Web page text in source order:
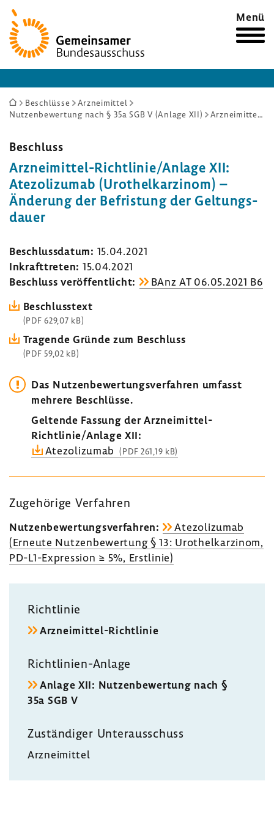
Zur
Startseite
Menü
Sie
sind
Beschlüsse
Arzneimittel
Nutzenbewertung nach § 35a SGB V (Anlage XII)
Arzneimittel-Richtlinie/Anlage XII: Atezolizumab (Urothelkarzinom) – Änderung der Befristung der Geltungsdauer
Beschluss
Arzneimittel-​Richtlinie/Anlage XII:
Atezo­li­zumab (Urot­hel­kar­zinom) –
Ände­rung der Befris­tung der Geltungs­
dauer
Beschluss­datum: 15.04.2021
Inkraft­treten: 15.04.2021
Beschluss veröf­fent­licht:
BAnz AT 06.05.2021 B6
Beschluss­text
(PDF 629,07 kB)
Tragende Gründe zum Beschluss
(PDF 59,02 kB)
Das Nutzen­be­wer­tungs­ver­fahren umfasst
mehrere Beschlüsse.
Geltende Fassung der Arzneimittel-​
Richtlinie/Anlage XII:
Atezo­li­zumab
(PDF 261,19 kB)
Zuge­hö­rige Verfahren
Nutzen­be­wer­tungs­ver­fahren:
Atezo­li­zumab
(Erneute Nutzen­be­wer­tung § 13: Urot­hel­kar­zinom,
PD-​L1-Expression ≥ 5%, Erst­linie)
Richt­linie
Arzneimittel-​Richtlinie
Richtlinien-​Anlage
Anlage XII: Nutzen­be­wer­tung nach §
35a SGB V
Zustän­diger Unter­aus­schuss
Arznei­mittel